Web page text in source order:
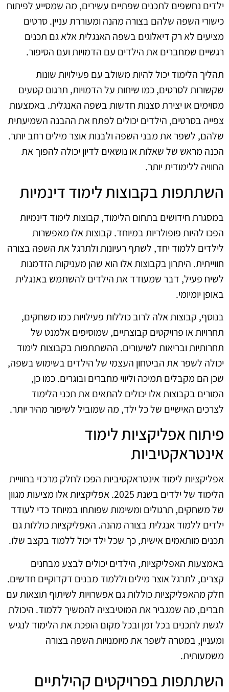
ילדים נחשפים לתכנים שפתיים עשירים, מה שמסייע לפיתוח
כישורי השפה שלהם בצורה מהנה ומעוררת עניין. סרטים
מציעים לא רק דיאלוגים בשפה האנגלית אלא גם תכנים
רגשיים שמחברים את הילדים עם הדמויות ועם הסיפור.
תהליך הלימוד יכול להיות משולב עם פעילויות שונות
שקשורות לסרטים, כמו שיחות על הדמויות, תרגום קטעים
מסוימים או יצירת סצנות חדשות בשפה האנגלית. באמצעות
צפייה בסרטים, הילדים יכולים לפתח את ההבנה השמיעתית
שלהם, לשפר את מבני השפה ולבנות אוצר מילים רחב יותר.
הכנה מראש של שאלות או נושאים לדיון יכולה להפוך את
החוויה ללימודית יותר.
השתתפות בקבוצות לימוד דינמיות
במסגרת חידושים בתחום הלימוד, קבוצות לימוד דינמיות
הפכו להיות פופולריות במיוחד. קבוצות אלו מאפשרות
לילדים ללמוד יחד, לשתף רעיונות ולתרגל את השפה בצורה
חווייתית. היתרון בקבוצות אלו הוא שהן מעניקות הזדמנות
לשיח פעיל, דבר שמעודד את הילדים להשתמש באנגלית
באופן יומיומי.
בנוסף, קבוצות אלה לרוב כוללות פעילויות כמו משחקים,
תחרויות או פרויקטים קבוצתיים, שמוסיפים אלמנט של
תחרותיות ובריאות לשיעורים. ההשתתפות בקבוצות לימוד
יכולה לשפר את הביטחון העצמי של הילדים בשימוש בשפה,
שכן הם מקבלים תמיכה וליווי מחברים ובוגרים. כמו כן,
המורים בקבוצות אלו יכולים להתאים את תכני הלימוד
לצרכים האישיים של כל ילד, מה שמוביל לשיפור מהיר יותר.
פיתוח אפליקציות לימוד
אינטראקטיביות
אפליקציות לימוד אינטראקטיביות הפכו לחלק מרכזי בחוויית
הלימוד של ילדים בשנת 2025. אפליקציות אלו מציעות מגוון
של משחקים, תרגולים ומשימות שפותחו במיוחד כדי לעודד
ילדים ללמוד אנגלית בצורה מהנה. האפליקציות כוללות גם
תכנים מותאמים אישית, כך שכל ילד יכול ללמוד בקצב שלו.
באמצעות האפליקציות, הילדים יכולים לבצע מבחנים
קצרים, לתרגל אוצר מילים וללמוד מבנים דקדוקיים חדשים.
חלק מהאפליקציות כוללות גם אפשרויות לשיתוף תוצאות עם
חברים, מה שמגביר את המוטיבציה להמשיך ללמוד. היכולת
לגשת לתכנים בכל זמן ובכל מקום הופכת את הלימוד לנגיש
ומעניין, במטרה לשפר את מיומנויות השפה בצורה
משמעותית.
השתתפות בפרויקטים קהילתיים